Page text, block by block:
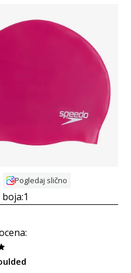
Pogledaj slično
1
: